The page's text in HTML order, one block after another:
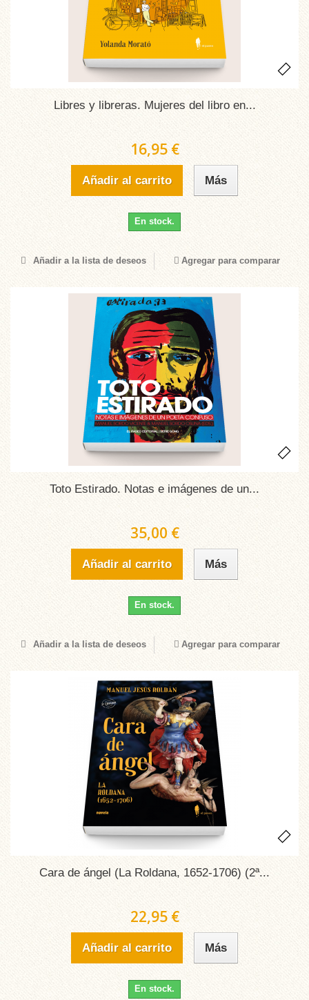
Libres y libreras. Mujeres del libro en...
16,95 €
Añadir al carrito Más
En stock.
Añadir a la lista de deseos Agregar para comparar
Toto Estirado. Notas e imágenes de un...
35,00 €
Añadir al carrito Más
En stock.
Añadir a la lista de deseos Agregar para comparar
Cara de ángel (La Roldana, 1652-1706) (2ª...
22,95 €
Añadir al carrito Más
En stock.